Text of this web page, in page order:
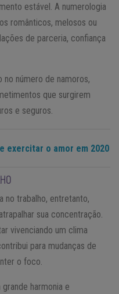
estável. A numerologia
românticos, melosos ou
de parceria, confiança
no número de namoros,
que surgirem
e seguros.
exercitar o amor em 2020
no trabalho, entretanto,
sua concentração.
vivenciando um clima
para mudanças de
o foco.
harmonia e